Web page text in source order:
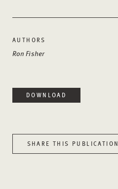
AUTHORS
Ron Fisher
DOWNLOAD
SHARE THIS PUBLICATION